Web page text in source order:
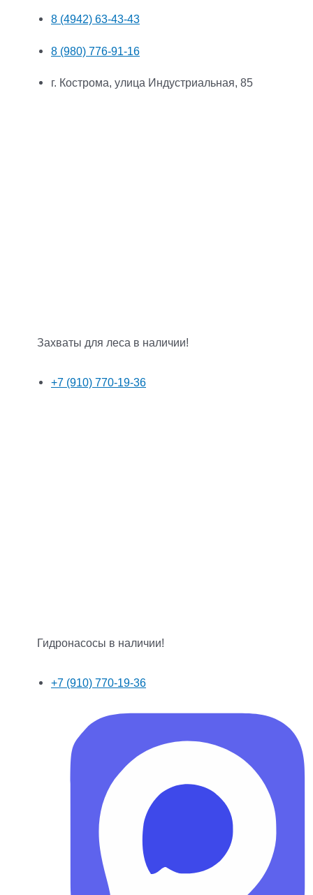
8 (4942) 63-43-43
8 (980) 776-91-16
г. Кострома, улица Индустриальная, 85
Захваты для леса в наличии!
+7 (910) 770-19-36
Гидронасосы в наличии!
+7 (910) 770-19-36